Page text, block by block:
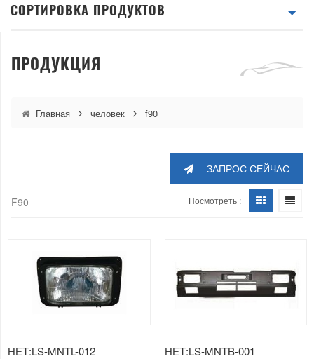
СОРТИРОВКА ПРОДУКТОВ
ПРОДУКЦИЯ
Главная человек f90
ЗАПРОС СЕЙЧАС
F90 Посмотреть :
НЕТ:LS-MNTL-012
НЕТ:LS-MNTB-001